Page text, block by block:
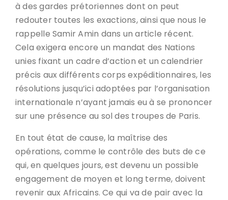
à des gardes prétoriennes dont on peut
redouter toutes les exactions, ainsi que nous le
rappelle Samir Amin dans un article récent.
Cela exigera encore un mandat des Nations
unies fixant un cadre d’action et un calendrier
précis aux différents corps expéditionnaires, les
résolutions jusqu’ici adoptées par l’organisation
internationale n’ayant jamais eu à se prononcer
sur une présence au sol des troupes de Paris.
En tout état de cause, la maîtrise des
opérations, comme le contrôle des buts de ce
qui, en quelques jours, est devenu un possible
engagement de moyen et long terme, doivent
revenir aux Africains. Ce qui va de pair avec la